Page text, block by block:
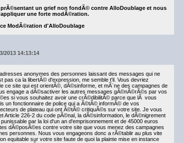
prÃ©sentant un grief non fondÃ© contre AlloDoublage et nous
une forte modÃ©ration.
ModÃ©ration d'AlloDoublage
2013 14:13:14
anonymes des personnes laissant des messages qui ne
pas ca la libertÃ© d'expression, me semble t'il. Vous devriez
ce site qui est orientÃ©, dÃ©sinforme, et mÃ¨ne des campagnes de
engage a dÃ©sactiver les autres messages gÃ©nÃ©rÃ©s par vos
si vous souhaitez avoir une crÃ©dibilitÃ© parce que lÃ vous
un fonctionnaire de police qui a Ã©tÃ© informÃ© de vos
de plateau qui ont Ã©tÃ© critiquÃ©s sur votre site. Je vous
Article 226-2 du code pÃ©nal, la dÃ©sinformation, le dÃ©nigrement
par la loi d'un an d'emprisonnement et de 45000 euros
dÃ©posÃ©es contre votre site que vous menez des campagnes
personnes. Nous vous engageons donc a rÃ©tablir au plus vite
equitable sur votre site faute de quoi la plainte mise en instance